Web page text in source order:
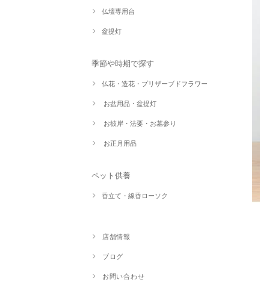
仏壇専用台
盆提灯
季節や時期で探す
仏花・造花・プリザーブドフラワー
お盆用品・盆提灯
お彼岸・法要・お墓参り
お正月用品
ペット供養
香立て・線香ローソク
店舗情報
ブログ
お問い合わせ